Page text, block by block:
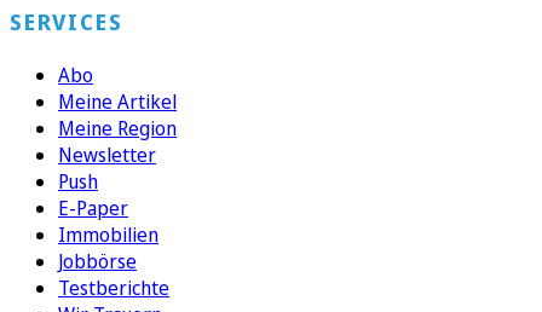
SERVICES
Abo
Meine Artikel
Meine Region
Newsletter
Push
E-Paper
Immobilien
Jobbörse
Testberichte